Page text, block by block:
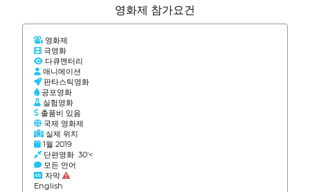
영화제 참가요건
영화제
극영화
다큐멘터리
애니메이션
판타스틱영화
공포영화
실험영화
출품비 있음
국제 영화제
실제 위치
1월 2019
단편영화 30'<
모든 언어
자막
English